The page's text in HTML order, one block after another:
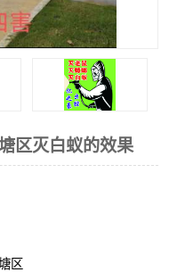
区灭白蚁的效果
区